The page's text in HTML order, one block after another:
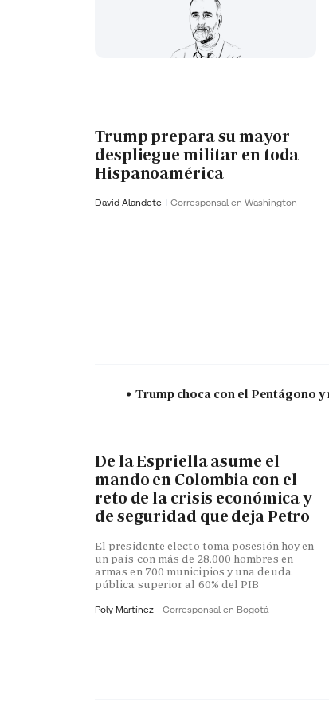
Trump prepara su mayor
despliegue militar en toda
Hispanoamérica
David Alandete Corresponsal en Washington
Trump choca con el Pentágono
De la Espriella asume el
mando en Colombia con el
reto de la crisis económica y
de seguridad que deja Petro
El presidente electo toma posesión hoy en
un país con más de 28.000 hombres en
armas en 700 municipios y una deuda
pública superior al 60% del PIB
Poly Martínez Corresponsal en Bogotá